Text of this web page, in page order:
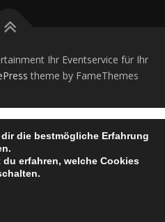
Ihr Eventservice für Ihr
theme by FameThemes
die bestmögliche Erfahrung
du erfahren, welche Cookies